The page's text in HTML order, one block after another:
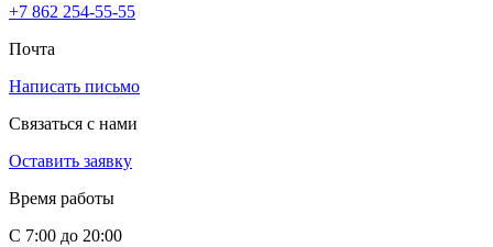
+7 862 254-55-55
Почта
Написать письмо
Связаться с нами
Оставить заявку
Время работы
С 7:00 до 20:00